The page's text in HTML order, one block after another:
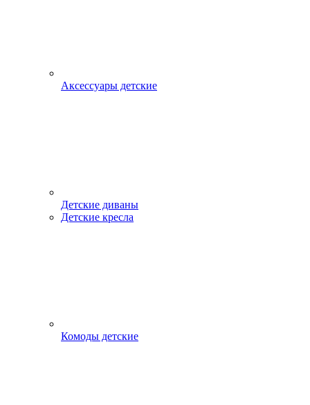
Аксессуары детские
Детские диваны
Детские кресла
Комоды детские